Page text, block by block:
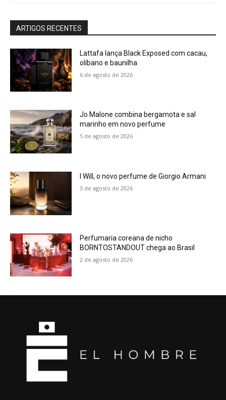
ARTIGOS RECENTES
Lattafa lança Black Exposed com cacau,
olíbano e baunilha
6 de agosto de 2026
Jo Malone combina bergamota e sal
marinho em novo perfume
5 de agosto de 2026
I Will, o novo perfume de Giorgio Armani
3 de agosto de 2026
Perfumaria coreana de nicho
BORNTOSTANDOUT chega ao Brasil
2 de agosto de 2026